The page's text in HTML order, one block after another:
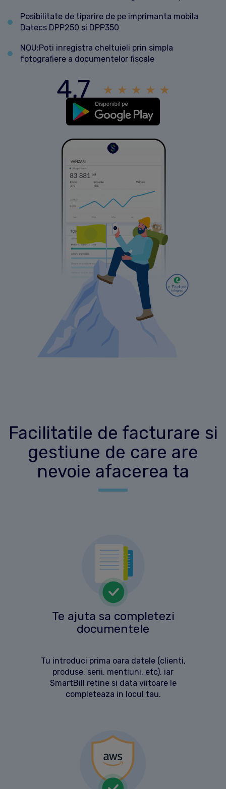
Posibilitate de tiparire de pe imprimanta mobila
Datecs DPP250 si DPP350
NOU:Poti inregistra cheltuieli prin simpla
fotografiere a documentelor fiscale
Facilitatile de facturare si
gestiune de care are
nevoie afacerea ta
Te ajuta sa completezi
documentele
Tu introduci prima oara datele (clienti,
produse, serii, mentiuni, etc), iar
SmartBill retine si data viitoare le
completeaza in locul tau.